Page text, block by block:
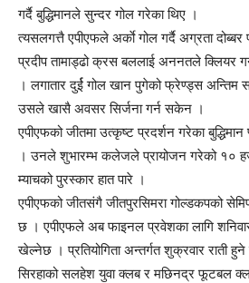
गर्दै बुद्धिमानले सुन्दर गोल गरेका थिए ।
त्यसलगत्तै एपीएफले अर्काे गोल गर्दै अग्रता
प्रदीप तामाड्ढो क्रस बललाई अननतले क्लियर
। लगातार दुर्ई गोल खान पुगेको फ्रेण्ड्स अन्तिम
उसले खासै अवसर सिर्जना गर्न सकेन ।
एपीएफको जीतमा उत्कृष्ट प्रदर्शन गरेका
। उनले शुभारम्भ कलेजले प्रायोजन गरेको १०
म्याचको पुरस्कार हात पारे ।
एपीएफको जीतसंगै जीतपुरसिमरा गोल्डकपको
छ । एपीएफले अब फाइनल प्रवेशका लागि
खेल्नेछ । प्रतियोगिता अन्तर्गत शुक्रवार राती
सिरहाको सलहेश युवा क्लब र मछिनद्र फूटबल